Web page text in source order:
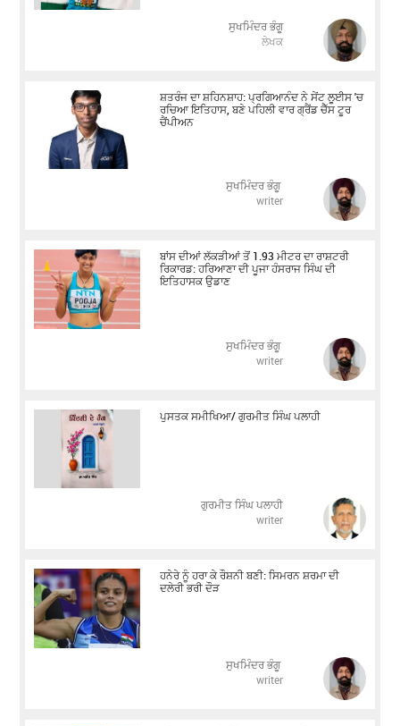
ਸੁਖਮਿੰਦਰ ਭੰਗੂ
ਲੇਖਕ
ਸ਼ਤਰੰਜ ਦਾ ਸ਼ਹਿਨਸ਼ਾਹ: ਪ੍ਰਗਿਆਨੰਦ ਨੇ ਸੇਂਟ ਲੂਈਸ 'ਚ
ਰਚਿਆ ਇਤਿਹਾਸ, ਬਣੇ ਪਹਿਲੀ ਵਾਰ ਗ੍ਰੈਂਡ ਚੈੱਸ ਟੂਰ
ਚੈਂਪੀਅਨ
ਸੁਖਮਿੰਦਰ ਭੰਗੂ
writer
ਬਾਂਸ ਦੀਆਂ ਲੱਕੜੀਆਂ ਤੋਂ 1.93 ਮੀਟਰ ਦਾ ਰਾਸ਼ਟਰੀ
ਰਿਕਾਰਡ: ਹਰਿਆਣਾ ਦੀ ਪੂਜਾ ਹੰਸਰਾਜ ਸਿੰਘ ਦੀ
ਇਤਿਹਾਸਕ ਉਡਾਣ
ਸੁਖਮਿੰਦਰ ਭੰਗੂ
writer
ਪੁਸਤਕ ਸਮੀਖਿਆ/ ਗੁਰਮੀਤ ਸਿੰਘ ਪਲਾਹੀ
ਗੁਰਮੀਤ ਸਿੰਘ ਪਲਾਹੀ
writer
ਹਨੇਰੇ ਨੂੰ ਹਰਾ ਕੇ ਰੌਸ਼ਨੀ ਬਣੀ: ਸਿਮਰਨ ਸ਼ਰਮਾ ਦੀ
ਦਲੇਰੀ ਭਰੀ ਦੌੜ
ਸੁਖਮਿੰਦਰ ਭੰਗੂ
writer